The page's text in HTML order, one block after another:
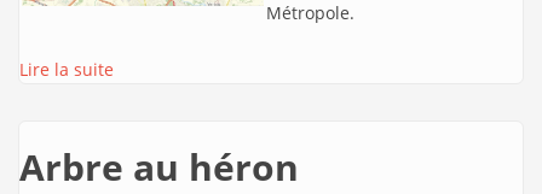
Métropole.
Lire la suite
Arbre au héron